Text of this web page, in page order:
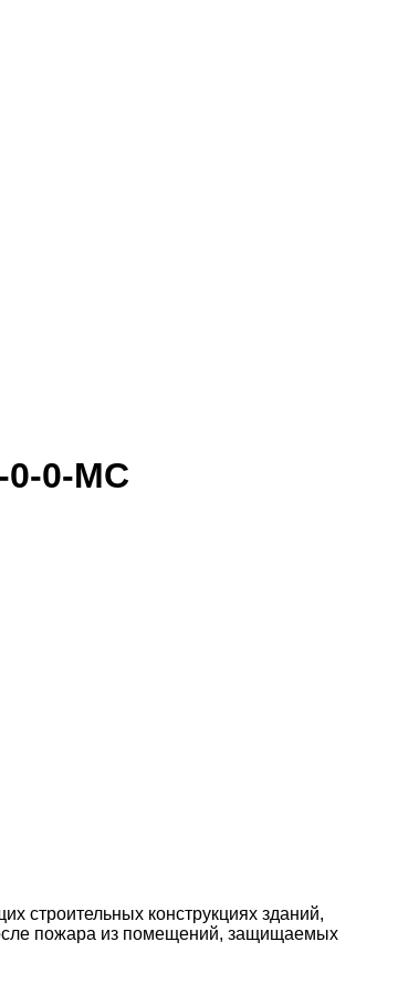
0-MC
строительных конструкциях зданий,
пожара из помещений, защищаемых